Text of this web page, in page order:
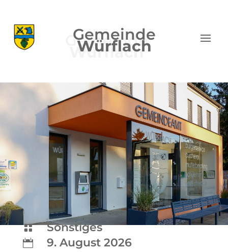
Gemeinde
Würflach
 Sonstiges
 9. August 2026